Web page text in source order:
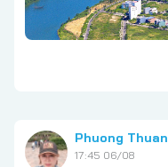
Phuong Thuan
17:45 06/08